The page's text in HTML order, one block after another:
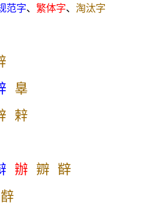
范字、繁体字、淘汰字
辠
辢
辦 辧 辥
辪